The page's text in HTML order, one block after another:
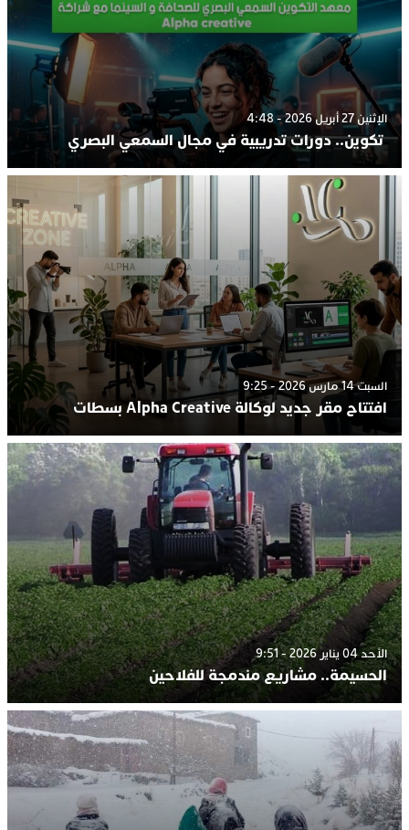
الإثنين 27 أبريل 2026 - 4:48
تكوين.. دورات تدريبية في مجال السمعي البصري
السبت 14 مارس 2026 - 9:25
افتتاح مقر جديد لوكالة Alpha Creative بسطات
الأحد 04 يناير 2026 - 9:51
الحسيمة.. مشاريع مندمجة للفلاحين